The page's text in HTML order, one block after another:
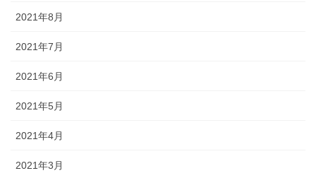
2021年8月
2021年7月
2021年6月
2021年5月
2021年4月
2021年3月